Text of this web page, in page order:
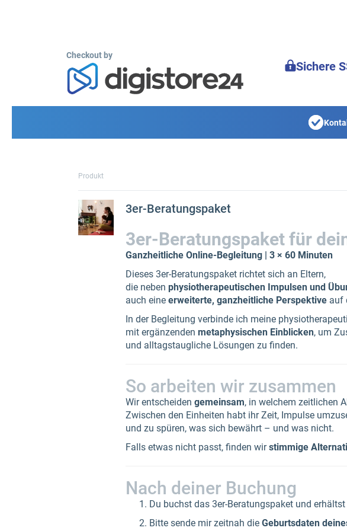
Checkout by
Sichere
Produkt
3er-Beratungspaket
3er-Beratungspaket für
Ganzheitliche Online-Begleitung | 3 × 60 Minuten
Dieses 3er-Beratungspaket richtet sich an Eltern,
die neben physiotherapeutischen Impulsen und
auch eine erweiterte, ganzheitliche Perspektive auf
In der Begleitung verbinde ich meine
mit ergänzenden metaphysischen Einblicken, um
und alltagstaugliche Lösungen zu finden.
So arbeiten wir zusammen
Wir entscheiden gemeinsam, in welchem zeitlichen
Zwischen den Einheiten habt ihr Zeit, Impulse
und zu spüren, was sich bewährt – und was nicht.
Falls etwas nicht passt, finden wirstimmige
Nach deiner Buchung
Du buchst das 3er-Beratungspaket und
Bitte sende mir zeitnah die Geburtsdaten